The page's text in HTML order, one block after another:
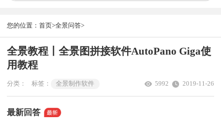
您的位置： 首页>全景问答>
全景教程丨全景图拼接软件AutoPano Giga使
用教程
分类： 标签： 全景制作软件 2019-11-26
5992
最新回答